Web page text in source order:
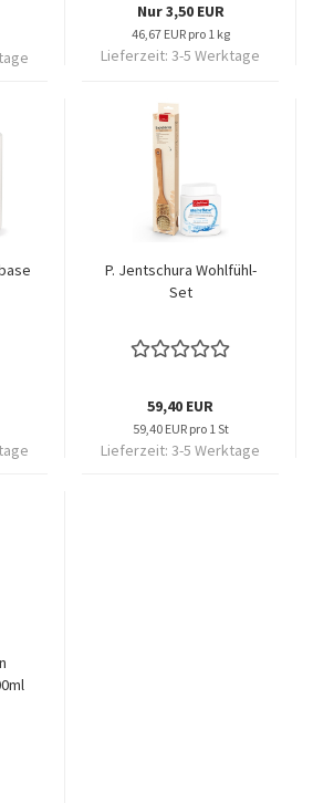
Nur 3,50 EUR
46,67 EUR pro 1 kg
Lieferzeit: 3-5 Werktage
P. Jentschura Wohlfühl-
Set
59,40 EUR
59,40 EUR pro 1 St
Lieferzeit: 3-5 Werktage